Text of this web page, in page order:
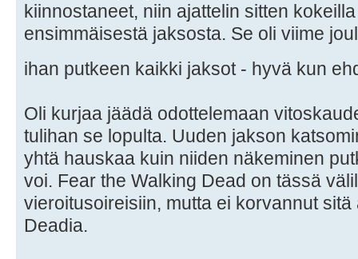
kiinnostaneet, niin ajattelin sitten
ensimmäisestä jaksosta. Se oli viime
ihan putkeen kaikki jaksot - hyvä kun
Oli kurjaa jäädä odottelemaan
tulihan se lopulta. Uuden jakson
yhtä hauskaa kuin niiden näkeminen
voi. Fear the Walking Dead on tässä
vieroitusoireisiin, mutta ei korvannut
Deadia.